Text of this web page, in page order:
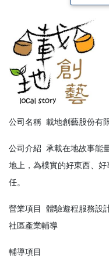
公司名稱 載地創藝股份有
公司介紹 承載在地故事能
地上，為樸實的好東西、
任。
營業項目
體驗遊程服務設
社區產業輔導
輔導項目